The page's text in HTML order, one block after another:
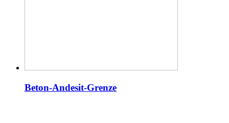
Beton-Andesit-Grenze